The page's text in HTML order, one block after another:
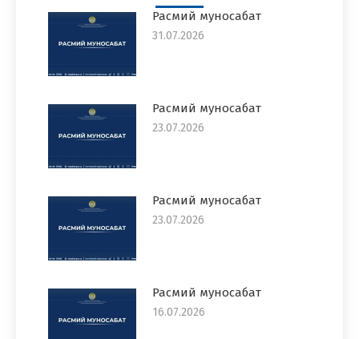
Расмий муносабат
31.07.2026
Расмий муносабат
23.07.2026
Расмий муносабат
23.07.2026
Расмий муносабат
16.07.2026